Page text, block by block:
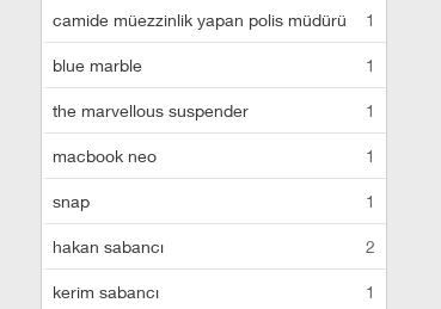
camide müezzinlik yapan polis müdürü 1
blue marble 1
the marvellous suspender 1
macbook neo 1
snap 1
hakan sabancı 2
kerim sabancı 1